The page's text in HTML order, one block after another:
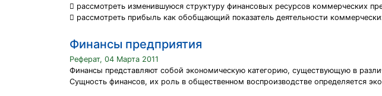
 рассмотреть изменившуюся структуру финансовых ресурсов коммерческих
 рассмотреть прибыль как обобщающий показатель деятельности
Финансы предприятия
Реферат, 04 Марта 2011
Финансы представляют собой экономическую категорию, существующую в
Сущность финансов, их роль в общественном воспроизводстве определяется